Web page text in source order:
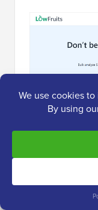
LowFruitsist ein
Recherche-
Wettbewerb zu